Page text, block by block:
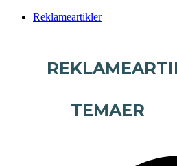
Reklameartikler
TEMAER